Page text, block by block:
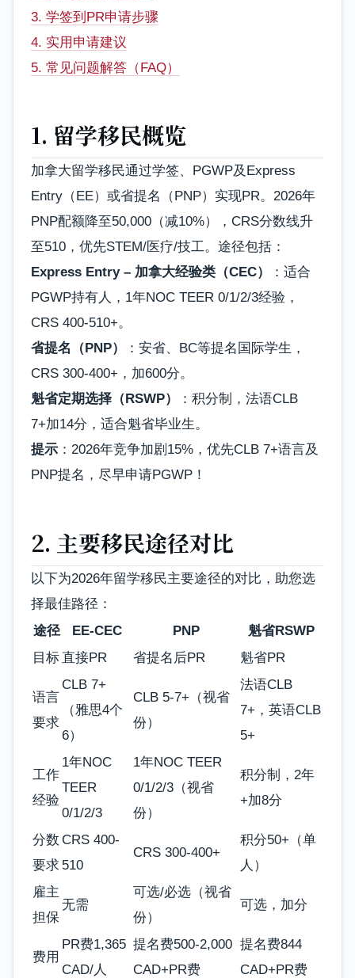
3. 学签到PR申请步骤
4. 实用申请建议
5. 常见问题解答（FAQ）
1. 留学移民概览
加拿大留学移民通过学签、PGWP及Express
Entry（EE）或省提名（PNP）实现PR。2026年
PNP配额降至50,000（减10%），CRS分数线升
至510，优先STEM/医疗/技工。途径包括：
Express Entry – 加拿大经验类（CEC）
：适合
PGWP持有人，1年NOC TEER 0/1/2/3经验，
CRS 400-510+。
省提名（PNP）
：安省、BC等提名国际学生，
CRS 300-400+，加600分。
魁省定期选择（RSWP）
：积分制，法语CLB
7+加14分，适合魁省毕业生。
提示 ：2026年竞争加剧15%，优先CLB 7+语言及
PNP提名，尽早申请PGWP！
2. 主要移民途径对比
以下为2026年留学移民主要途径的对比，助您选
择最佳路径：
途径
EE-CEC PNP
魁省RSWP
目标 直接PR 省提名后PR 魁省PR
语言
要求
CLB 7+
（雅思4个
6）
CLB 5-7+（视省
份）
法语CLB
7+，英语CLB
5+
工作
经验
1年NOC
TEER
0/1/2/3
1年NOC TEER
0/1/2/3（视省
份）
积分制，2年
+加8分
分数
要求
CRS 400-
510
CRS 300-400+
积分50+（单
人）
雇主
担保
无需
可选/必选（视省
份）
可选，加分
费用
PR费1,365
CAD/人
提名费500-2,000
CAD+PR费
提名费844
CAD+PR费